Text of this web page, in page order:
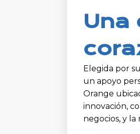
Una
Elegida por
un apoyo
Orange
innovación,
negocios, y la